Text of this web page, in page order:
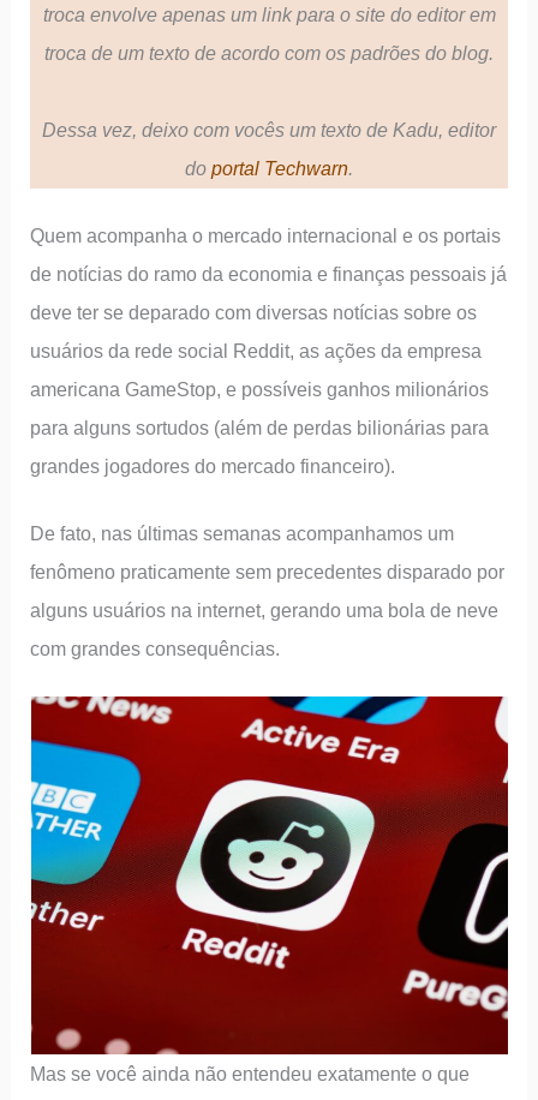
troca envolve apenas um link para o site do editor em
troca de um texto de acordo com os padrões do blog.
Dessa vez, deixo com vocês um texto de Kadu, editor
do portal Techwarn.
Quem acompanha o mercado internacional e os portais
de notícias do ramo da economia e finanças pessoais já
deve ter se deparado com diversas notícias sobre os
usuários da rede social Reddit, as ações da empresa
americana GameStop, e possíveis ganhos milionários
para alguns sortudos (além de perdas bilionárias para
grandes jogadores do mercado financeiro).
De fato, nas últimas semanas acompanhamos um
fenômeno praticamente sem precedentes disparado por
alguns usuários na internet, gerando uma bola de neve
com grandes consequências.
Mas se você ainda não entendeu exatamente o que